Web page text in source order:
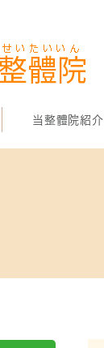
当整體院紹介